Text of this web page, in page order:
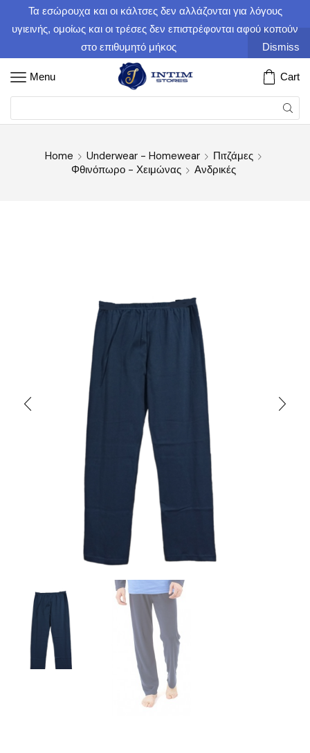
Τα εσώρουχα και οι κάλτσες δεν αλλάζονται για λόγους
υγιεινής, ομοίως και οι τρέσες δεν επιστρέφονται αφού κοπούν
στο επιθυμητό μήκος
Dismiss
Menu Cart
Home Underwear - Homewear
Πιτζάμες
Φθινόπωρο - Χειμώνας
Ανδρικές